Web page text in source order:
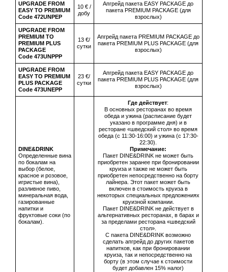
UPGRADE FROM
EASY TO PREMIUM
Code 472UNPEP
10 € /
добу
Апгрейд пакета EASY PACKAGE до
пакета PREMIUM PACKAGE (для
взрослых)
UPGRADE FROM
PREMIUM TO
PREMIUM PLUS
PACKAGE
Code 473UNPPP
13 €/
сутки
Апгрейд пакета PREMIUM PACKAGE до
пакета PREMIUM PLUS PACKAGE (для
взрослых)
UPGRADE FROM
EASY TO PREMIUM
PLUS PACKAGE
Code 473UNEPP
23 €/
сутки
Апгрейд пакета EASY PACKAGE до
пакета PREMIUM PLUS PACKAGE (для
взрослых)
DINE&DRINK
Определенные вина
по бокалам на
выбор (белое,
красное и розовое,
игристые вина),
разливное пиво,
минеральная вода,
газированные
напитки и
фруктовые соки (по
бокалам).
Где действует:
В основных ресторанах во время
обеда и ужина (расписание будет
указано в программе дня) и в
ресторане «шведский стол» во время
обеда (с 11:30-16:00) и ужина (с 17:30-
22:30).
Примечание:
Пакет DINE&DRINK не может быть
приобретен заранее при бронировании
круиза и также не может быть
приобретен непосредственно на борту
лайнера. Этот пакет может быть
включен в стоимость круиза в
некоторых специальных предложениях
круизной компании.
Пакет DINE&DRINK не действует в
альтернативных ресторанах, в барах и
за пределами ресторана «шведский
стол».
С пакета DINE&DRINK возможно
сделать апгрейд до других пакетов
напитков, как при бронировании
круиза, так и непосредственно на
борту (в этом случае к стоимости
будет добавлен 15% налог)